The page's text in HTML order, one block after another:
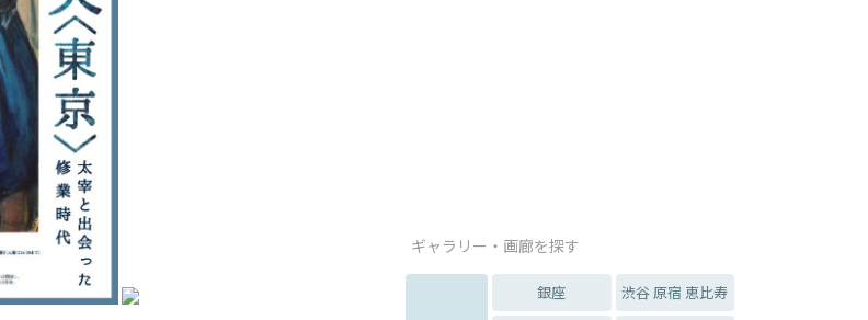
ギャラリー・画廊を探す
銀座
渋谷 原宿 恵比寿